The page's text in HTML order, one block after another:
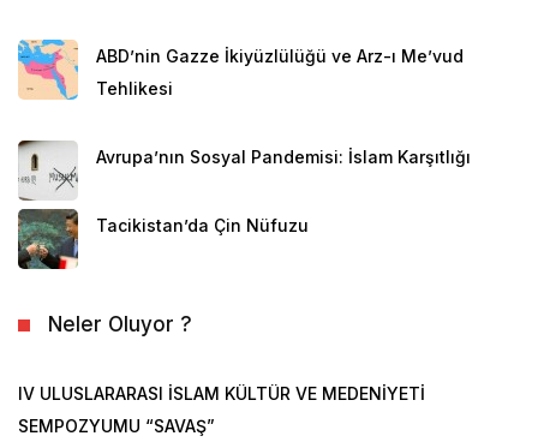
ABD’nin Gazze İkiyüzlülüğü ve Arz-ı Me’vud
Tehlikesi
Avrupa’nın Sosyal Pandemisi: İslam Karşıtlığı
Tacikistan’da Çin Nüfuzu
Neler Oluyor ?
IV ULUSLARARASI İSLAM KÜLTÜR VE MEDENİYETİ
SEMPOZYUMU “SAVAŞ”